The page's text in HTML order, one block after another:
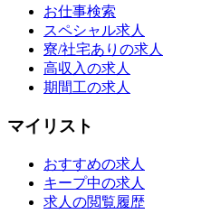
お仕事検索
スペシャル求人
寮/社宅ありの求人
高収入の求人
期間工の求人
マイリスト
おすすめの求人
キープ中の求人
求人の閲覧履歴